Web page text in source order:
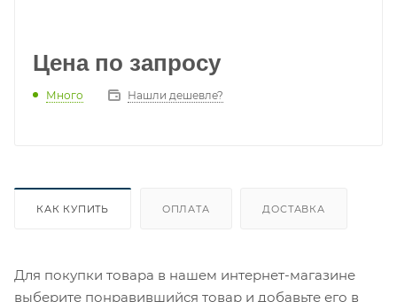
Цена по запросу
Много Нашли дешевле?
КАК КУПИТЬ ОПЛАТА ДОСТАВКА
Для покупки товара в нашем интернет-магазине
выберите понравившийся товар и добавьте его в